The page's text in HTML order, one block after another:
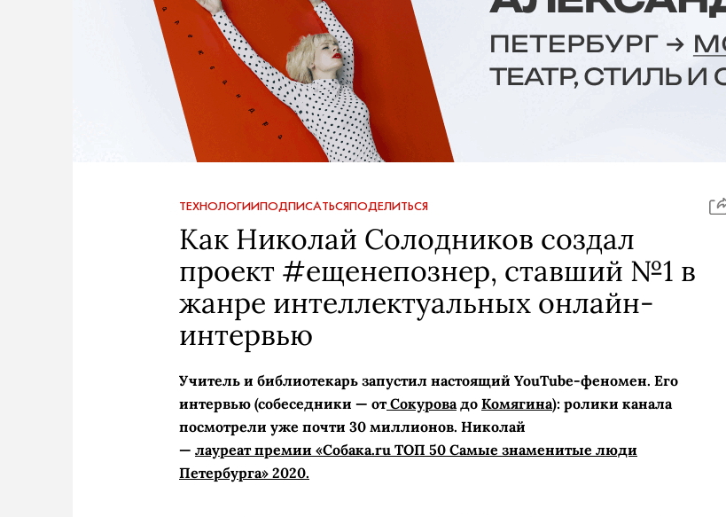
ТЕХНОЛОГИИПОДПИСАТЬСЯПОДЕЛИТЬСЯ
Как Николай Солодников создал
проект #ещенепознер, ставший №1 в
жанре интеллектуальных онлайн-
интервью
Учитель и библиотекарь запустил настоящий YouTube-феномен. Его
интервью (собеседники — отСокуровадо Комягина): ролики канала
посмотрели уже почти 30 миллионов. Николай
— лауреат премии «Собака.ru ТОП 50 Самые знаменитые люди
Петербурга» 2020.